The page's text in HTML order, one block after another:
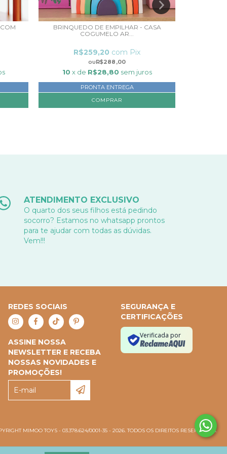
BRINQUEDO DE EMPILHAR - CASA
COGUMELO AR...
R$288,00
R$259,20 com Pix
10 x de R$28,80 sem juros
PRONTA ENTREGA
ATENDIMENTO EXCLUSIVO
O quarto dos seus filhos está pedindo
socorro? Estamos no whatsapp prontos
para te ajudar com todas as dúvidas.
Vem!!!
REDES SOCIAIS
ASSINE NOSSA
NEWSLETTER E RECEBA
NOSSAS NOVIDADES E
PROMOÇÕES!
SEGURANÇA E
CERTIFICAÇÕES
Verificada por
MIMOO TOYS - 03.378.624/0001-35 - 2026. TODOS OS DIREITOS RESERVADOS.